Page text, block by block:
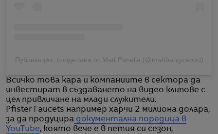
Публикация, споделена от Matt Panella (@mattbangswood)
Всичко това кара и компаниите в сектора да
инвестират в създаването на видео клипове с
цел привличане на млади служители.
Pfister Faucets например харчи 2 милиона долара,
за да продуцира документална поредица в
YouTube, която вече е в петия си сезон,